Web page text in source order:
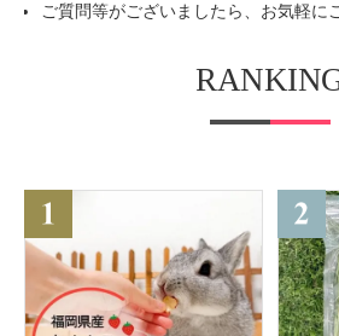
ご質問等がございましたら、お気軽に